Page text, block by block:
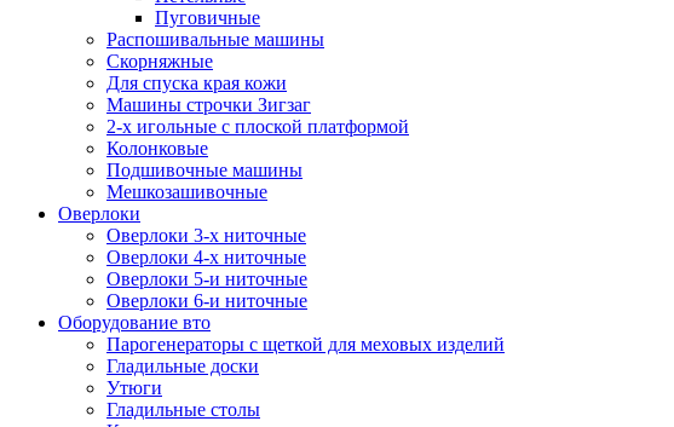
Пуговичные
Распошивальные машины
Скорняжные
Для спуска края кожи
Машины строчки Зигзаг
2-х игольные с плоской платформой
Колонковые
Подшивочные машины
Мешкозашивочные
Оверлоки
Оверлоки 3-х ниточные
Оверлоки 4-х ниточные
Оверлоки 5-и ниточные
Оверлоки 6-и ниточные
Оборудование вто
Парогенераторы с щеткой для меховых изделий
Гладильные доски
Утюги
Гладильные столы